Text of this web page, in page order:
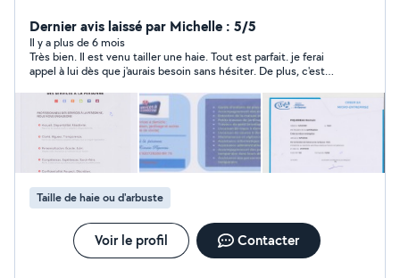
(âge règlementé par l'Etat pour l'autoentrepreneur
Services à la personne agrément simple), Assistant aux
personnes temporairement invalides L'entreprise «
Courant R-Services à la personne » c'est : Plusieurs
prestations au domicile du client particulier, diverses
professions d'assistance, - Aide dans la vie quotidienne
(ex : travaux ménagers, entretien de la maison,
promenade et soins des animaux) - Services aux familles
(jardinage, garde d'enfants) - Services dans la vie
courante (livraison des courses, accompagnement dans
les déplacements en dehors du domicile)
Dernier avis laissé par Michelle : 5/5
Il y a plus de 6 mois
Très bien. Il est venu tailler une haie. Tout est parfait. je ferai
appel à lui dès que j'aurais besoin sans hésiter. De plus, c'est
Je recommande vivement.
Taille de haie ou d'arbuste
Voir le profil Contacter